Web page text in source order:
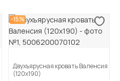
-15%
Двухъярусная кровать Валенсия
(120х190)